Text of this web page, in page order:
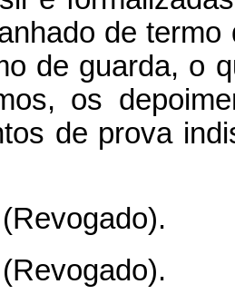
de
de guarda, o
os
de prova